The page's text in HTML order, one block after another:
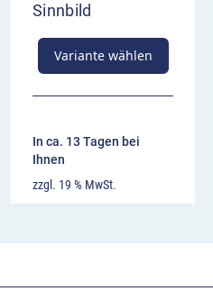
Sinnbild
Variante wählen
In ca. 13 Tagen bei
Ihnen
zzgl. 19 % MwSt.